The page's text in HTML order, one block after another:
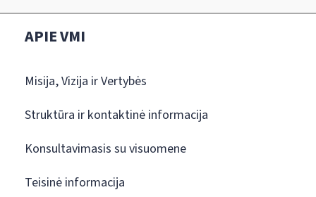
APIE VMI
Misija, Vizija ir Vertybės
Struktūra ir kontaktinė informacija
Konsultavimasis su visuomene
Teisinė informacija